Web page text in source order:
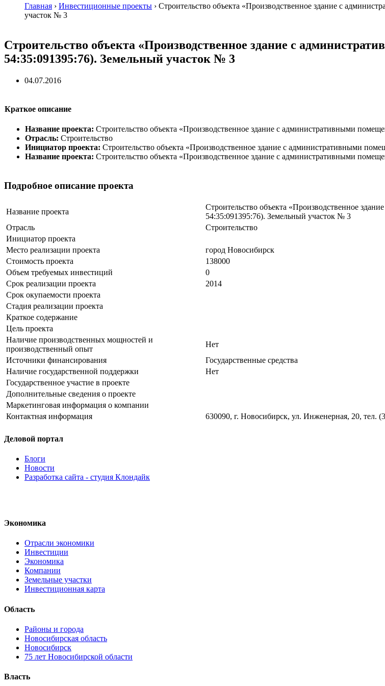
Главная › Инвестиционные проекты › Строительство объекта «Производственное здание с
участок № 3
Строительство объекта «Производственное здание с
54:35:091395:76). Земельный участок № 3
04.07.2016
Краткое описание
Название проекта: Строительство объекта «Производственное здание с административными
Отрасль: Строительство
Инициатор проекта: Строительство объекта «Производственное здание с административными
Название проекта: Строительство объекта «Производственное здание с административными
Подробное описание проекта
Название проекта
Строительство объекта «Производственное
54:35:091395:76). Земельный участок № 3
Отрасль
Строительство
Инициатор проекта
Место реализации проекта
город Новосибирск
Стоимость проекта
138000
Объем требуемых инвестиций
0
Срок реализации проекта
2014
Срок окупаемости проекта
Стадия реализации проекта
Краткое содержание
Цель проекта
Наличие производственных мощностей и
производственный опыт
Нет
Источники финансирования
Государственные средства
Наличие государственной поддержки
Нет
Государственное участие в проекте
Дополнительные сведения о проекте
Маркетинговая информация о компании
Контактная информация
630090, г. Новосибирск, ул. Инженерная, 20, тел.
Деловой портал
Блоги
Новости
Разработка сайта - студия Клондайк
Экономика
Отрасли экономики
Инвестиции
Экономика
Компании
Земельные участки
Инвестиционная карта
Область
Районы и города
Новосибирская область
Новосибирск
75 лет Новосибирской области
Власть